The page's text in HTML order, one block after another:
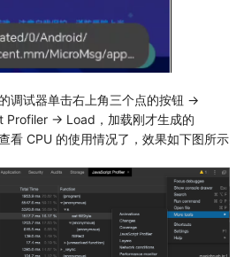
调试器单击右上角三个点的按钮 ->
-> Load，加载刚才生成的
看 CPU 的使用情况了，效果如下图所示